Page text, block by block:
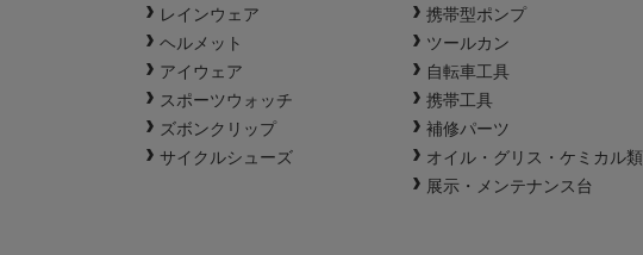
レインウェア
ヘルメット
アイウェア
スポーツウォッチ
ズボンクリップ
サイクルシューズ
携帯型ポンプ
ツールカン
自転車工具
携帯工具
補修パーツ
オイル・グリス・ケミカル類
展示・メンテナンス台